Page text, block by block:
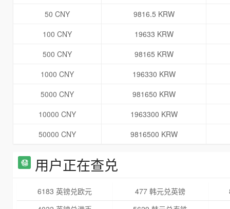
50 CNY
9816.5 KRW
100 CNY
19633 KRW
500 CNY
98165 KRW
1000 CNY
196330 KRW
5000 CNY
981650 KRW
10000 CNY
1963300 KRW
50000 CNY
9816500 KRW
用户正在查兑
6183 英镑兑欧元 477 韩元兑英镑